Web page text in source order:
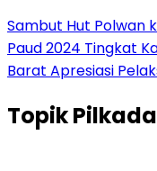
Sambut Hut Polwan
Paud 2024 Tingkat
Barat Apresiasi
TopikPilkada